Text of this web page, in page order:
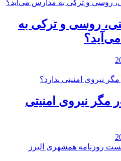
روسی و ترکی به
مگر نیروی امنیتی